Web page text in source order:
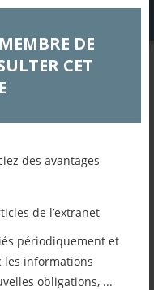
DE
CET
des avantages
de l’extranet
périodiquement et
les informations
obligations, ...
Imprimer cet article